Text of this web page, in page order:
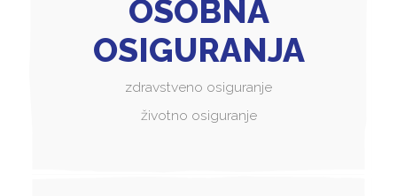
OSOBNA
OSIGURANJA
zdravstveno osiguranje
životno osiguranje